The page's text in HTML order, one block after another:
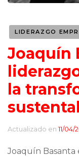
LIDERAZGO
Joaquín
la
Actualizado en11/04/
Joaquín